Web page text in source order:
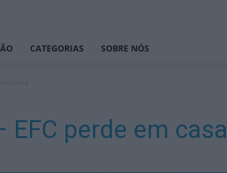
CATEGORIAS SOBRE NÓS
EFC perde em casa